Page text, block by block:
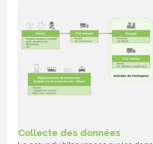
Collecte des données